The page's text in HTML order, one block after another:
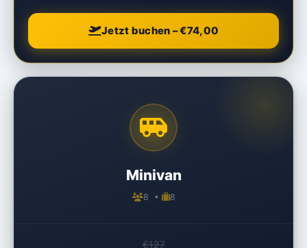
Jetzt buchen – €74,00
Minivan
8 • 8
€127